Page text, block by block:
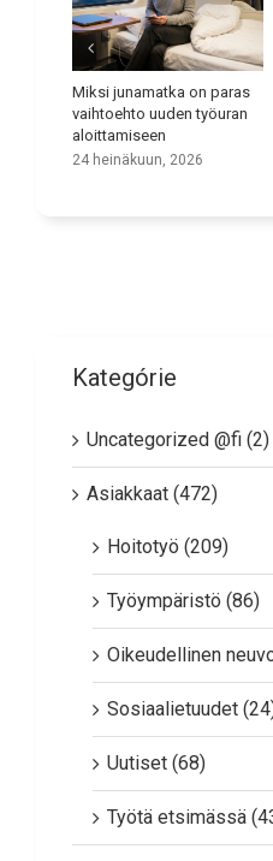
Loma merenrannalla vai
kesätyö? Miten voit saada
molemmat
20 heinäkuun, 2026
Kategórie
Uncategorized @fi (2)
Asiakkaat (472)
Hoitotyö (209)
Työympäristö (86)
Oikeudellinen
Sosiaalietuudet
Uutiset (68)
Työtä etsimässä